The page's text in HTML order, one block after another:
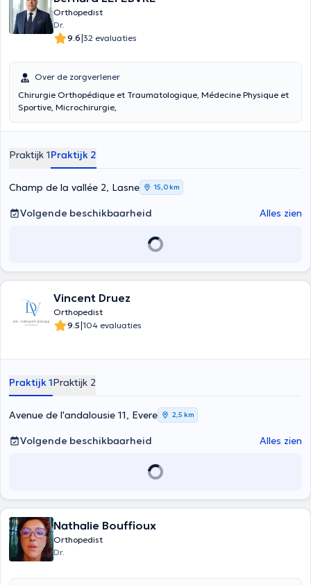
Orthopedist
Dr.
9.6|32 evaluaties
Over de zorgverlener
Chirurgie Orthopédique et Traumatologique, Médecine Physique et
Sportive, Microchirurgie,
Praktijk 1Praktijk 2
Champ de la vallée 2, Lasne 15,0 km
Volgende beschikbaarheid Alles zien
Vincent Druez
Orthopedist
9.5|104 evaluaties
Praktijk 1Praktijk 2
Avenue de l'andalousie 11, Evere 2,5 km
Volgende beschikbaarheid Alles zien
Nathalie Bouffioux
Orthopedist
Dr.